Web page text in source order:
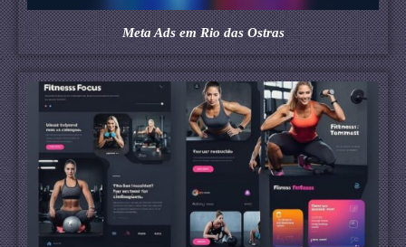
Meta Ads em Rio das Ostras